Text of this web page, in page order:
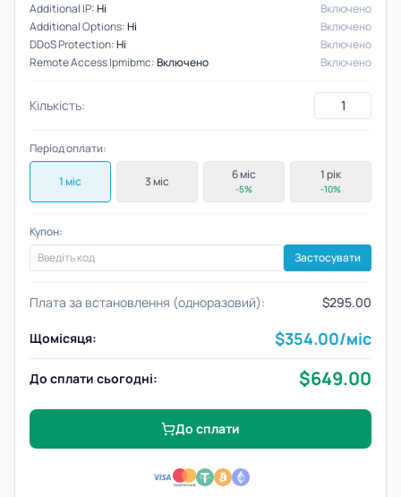
Additional IP:Ні
Включено
Additional Options:Ні
Включено
DDoS Protection:Ні
Включено
Remote Access Ipmibmc:Включено Включено
Кількість:
Період оплати:
1 міс 3 міс 6 міс
-5%
1 рік
-10%
Купон:
Застосувати
Плата за встановлення (одноразовий): $295.00
Щомісяця: $354.00/міс
До сплати сьогодні: $649.00
До сплати